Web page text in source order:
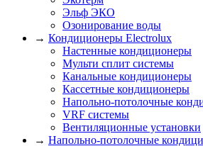
Эльф ЭКО
Озонирование воды
→ Кондиционеры Electrolux
Настенные кондиционеры
Мульти сплит системы
Канальные кондиционеры
Кассетные кондиционеры
Напольно-потолочные
VRF системы
Вентиляционные установки
→ Напольно-потолочные